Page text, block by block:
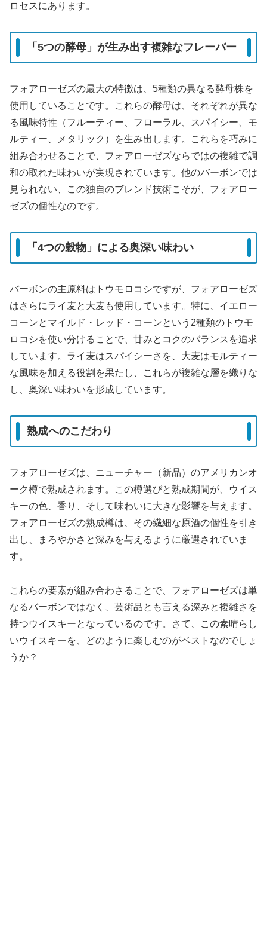
ロセスにあります。
「5つの酵母」が生み出す複雑なフレーバー
フォアローゼズの最大の特徴は、5種類の異なる酵母株を
使用していることです。これらの酵母は、それぞれが異な
る風味特性（フルーティー、フローラル、スパイシー、モ
ルティー、メタリック）を生み出します。これらを巧みに
組み合わせることで、フォアローゼズならではの複雑で調
和の取れた味わいが実現されています。他のバーボンでは
見られない、この独自のブレンド技術こそが、フォアロー
ゼズの個性なのです。
「4つの穀物」による奥深い味わい
バーボンの主原料はトウモロコシですが、フォアローゼズ
はさらにライ麦と大麦も使用しています。特に、イエロー
コーンとマイルド・レッド・コー​​ンという2種類のトウモ
ロコシを使い分けることで、甘みとコクのバランスを追求
しています。ライ麦はスパイシーさを、大麦はモルティー
な風味を加える役割を果たし、これらが複雑な層を織りな
し、奥深い味わいを形成しています。
熟成へのこだわり
フォアローゼズは、ニューチャー（新品）のアメリカンオ
ーク樽で熟成されます。この樽選びと熟成期間が、ウイス
キーの色、香り、そして味わいに大きな影響を与えます。
フォアローゼズの熟成樽は、その繊細な原酒の個性を引き
出し、まろやかさと深みを与えるように厳選されていま
す。
これらの要素が組み合わさることで、フォアローゼズは単
なるバーボンではなく、芸術品とも言える深みと複雑さを
持つウイスキーとなっているのです。さて、この素晴らし
いウイスキーを、どのように楽しむのがベストなのでしょ
うか？